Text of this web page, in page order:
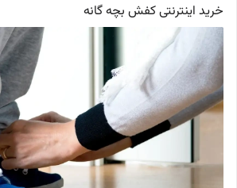
خرید اینترنتی کفش بچه گانه